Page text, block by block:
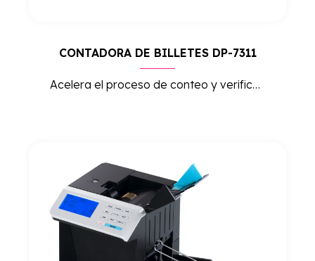
CONTADORA DE BILLETES DP-7311
Acelera el proceso de conteo y verificación de billetes. Con un sistema avanzado de detección de billetes falsos, garantiza la seguridad y eficiencia en el manejo de efectivo.